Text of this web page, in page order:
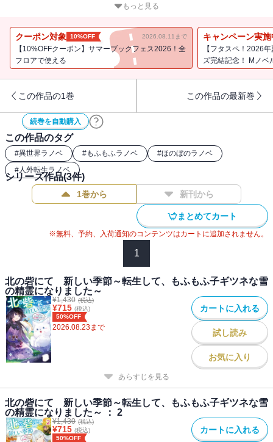
発案で、初めて家族旅行をすることになったけど、行く先で雷の精
ほのぼのほっこり交流譚第２弾！。
もっと見る
クーポン対象 10%OFF 2026.08.11まで
【10%OFFクーポン】サマーブックフェス2026！全
フロアで使える
キャンペーン実施
【フタスペ！2026
ズ完結記念！ Mノベ
この作品の1巻 この作品の最新巻
続巻を自動購入
この作品のタグ
#異世界ラノベ #もふもふラノベ #ほのぼのラノベ
#人外転生ラノベ
シリーズ作品(3件)
1巻から 新刊から
まとめてカート
※無料、予約、入荷通知のコンテンツはカートに追加されません。
1
北の砦にて 新しい季節～転生して、もふもふ子ギツネな雪
の精霊になりました～
¥1,430 (税込)
¥715 (税込)
50%OFF
2026.08.23まで
カートに入れる
試し読み
お気に入り
あらすじを見る
北の砦にて 新しい季節～転生して、もふもふ子ギツネな雪
の精霊になりました～ ： 2
¥1,430 (税込)
¥715 (税込)
50%OFF
カートに入れる